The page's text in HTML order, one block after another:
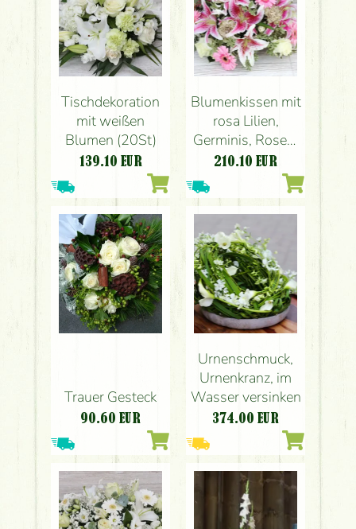
Tischdekoration
mit weißen
Blumen (20St)
139.10 EUR
Blumenkissen mit
rosa Lilien,
Germinis, Rosen,
Nelken (29 Stiele)
210.10 EUR
Trauer Gesteck
90.60 EUR
Urnenschmuck,
Urnenkranz, im
Wasser versinken
374.00 EUR